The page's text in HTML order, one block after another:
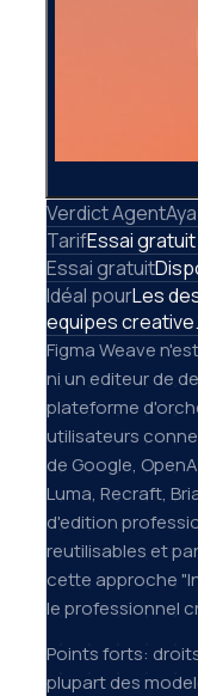
Verdict AgentAya
TarifEssai gratuit
Essai gratuit
Idéal pourLes
equipes
Figma Weave
ni un editeur de
plateforme
utilisateurs
de Google,
Luma, Recraft,
d'edition
reutilisables et
cette approche
le professionnel
Points forts:
plupart des